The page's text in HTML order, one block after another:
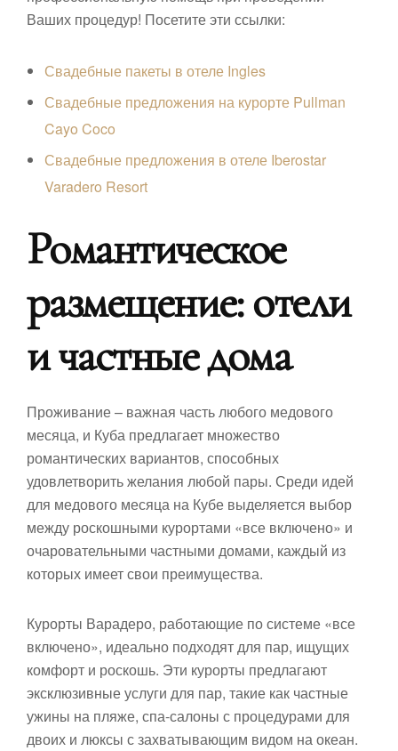
Ваших процедур! Посетите эти ссылки:
Свадебные пакеты в отеле Ingles
Свадебные предложения на курорте Pullman
Cayo Coco
Свадебные предложения в отеле Iberostar
Varadero Resort
Романтическое
размещение: отели
и частные дома
Проживание – важная часть любого медового
месяца, и Куба предлагает множество
романтических вариантов, способных
удовлетворить желания любой пары. Среди идей
для медового месяца на Кубе выделяется выбор
между роскошными курортами «все включено» и
очаровательными частными домами, каждый из
которых имеет свои преимущества.
Курорты Варадеро, работающие по системе «все
включено», идеально подходят для пар, ищущих
комфорт и роскошь. Эти курорты предлагают
эксклюзивные услуги для пар, такие как частные
ужины на пляже, спа-салоны с процедурами для
двоих и люксы с захватывающим видом на океан.